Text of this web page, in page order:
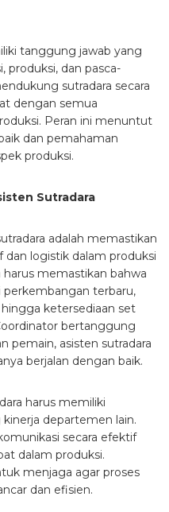
tanggung jawab yang
produksi, dan pasca-
sutradara secara
dengan semua
Peran ini menuntut
dan pemahaman
produksi.
Sutradara
adalah memastikan
logistik dalam produksi
harus memastikan bahwa
terbaru,
ketersediaan set
bertanggung
pemain, asisten sutradara
berjalan dengan baik.
harus memiliki
departemen lain.
secara efektif
dalam produksi.
menjaga agar proses
dan efisien.